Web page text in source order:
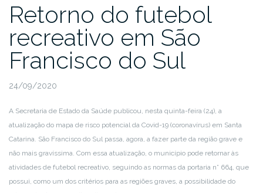
Retorno do futebol
recreativo em São
Francisco do Sul
24/09/2020
A Secretaria de Estado da Saúde publicou, nesta quinta-feira (24), a
atualização do mapa de risco potencial da Covid-19 (coronavírus) em Santa
Catarina. São Francisco do Sul passa, agora, a fazer parte da região grave e
não mais gravíssima. Com essa atualização, o município pode retornar às
atividades de futebol recreativo, seguindo as normas da portaria n° 664, que
possui, como um dos critérios para as regiões graves, a possibilidade do